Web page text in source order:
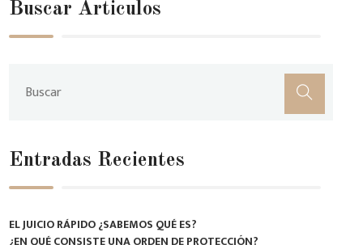
Buscar Árticulos
Entradas Recientes
EL JUICIO RÁPIDO ¿SABEMOS QUÉ ES?
¿EN QUÉ CONSISTE UNA ORDEN DE PROTECCIÓN?